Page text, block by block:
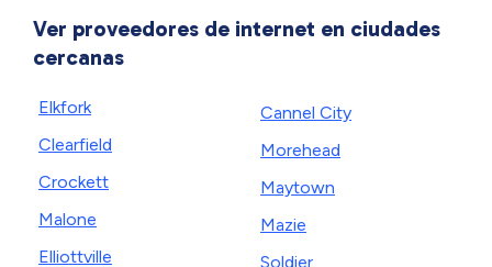
Ver proveedores de internet en ciudades
cercanas
Elkfork
Clearfield
Crockett
Malone
Elliottville
Cannel City
Morehead
Maytown
Mazie
Soldier